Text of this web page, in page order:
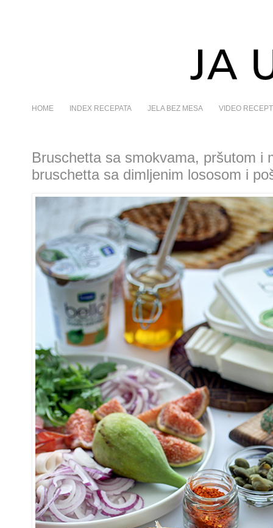
HOME INDEX RECEPATA JELA BEZ MESA VIDEO
Bruschetta sa smokvama, pršutom i
bruschetta sa dimljenim lososom i